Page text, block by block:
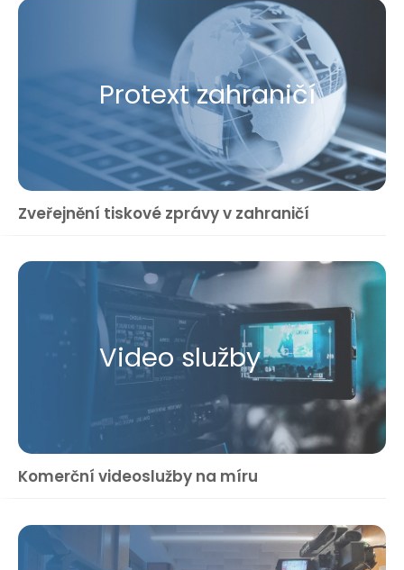
Protext zahraničí
Zveřejnění tiskové zprávy v zahraničí
Video služby
Komerční videoslužby na míru